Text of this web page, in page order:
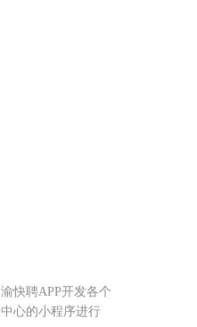
快聘APP开发各个
心的小程序进行